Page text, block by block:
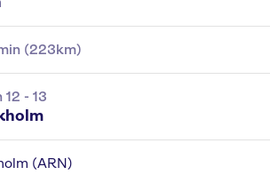
(223km)
12 - 13
(ARN)